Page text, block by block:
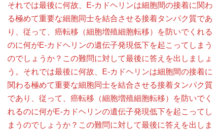
それでは最後に何故、E-カドヘリンは細胞間の接着に関わ
る極めて重要な細胞同士を結合させる接着タンパク質であ
り、従って、癌転移（細胞増殖細胞転移）を防いでくれる
のに何がE-カドヘリンの遺伝子発現低下を起こってしまう
のでしょうか？この難問に対して最後に答えを出しましょ
う。それでは最後に何故、E-カドヘリンは細胞間の接着に
関わる極めて重要な細胞同士を結合させる接着タンパク質
であり、従って、癌転移（細胞増殖細胞転移）を防いでく
れるのに何がE-カドヘリンの遺伝子発現低下を起こってし
まうのでしょうか？この難問に対して最後に答えを出しま